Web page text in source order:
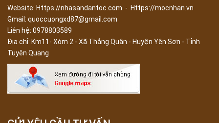
Website: Https://nhasandantoc.com - Https://mocnhan.vn
Gmail: quoccuongxd87@gmail.com
Liên hệ: 0978803589
Địa chỉ: Km11- Xóm 2 - Xã Thắng Quân - Huyện Yên Sơn - Tỉnh
Tuyên Quang